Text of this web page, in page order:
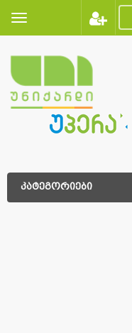
კატეგორიები